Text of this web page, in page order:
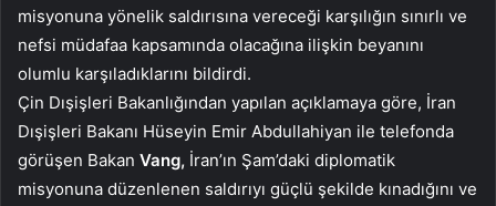
misyonuna yönelik saldırısına vereceği karşılığın sınırlı ve
nefsi müdafaa kapsamında olacağına ilişkin beyanını
olumlu karşıladıklarını bildirdi.
Çin Dışişleri Bakanlığından yapılan açıklamaya göre, İran
Dışişleri Bakanı Hüseyin Emir Abdullahiyan ile telefonda
görüşen Bakan Vang, İran’ın Şam’daki diplomatik
misyonuna düzenlenen saldırıyı güçlü şekilde kınadığını ve